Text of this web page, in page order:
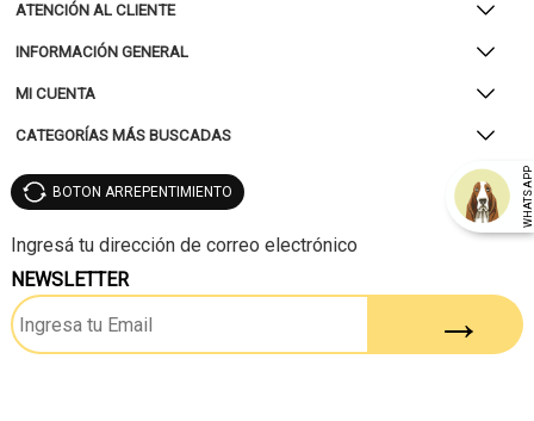
ATENCIÓN AL CLIENTE
INFORMACIÓN GENERAL
MI CUENTA
CATEGORÍAS MÁS BUSCADAS
WHATSAPP
BOTON ARREPENTIMIENTO
NEWSLETTER